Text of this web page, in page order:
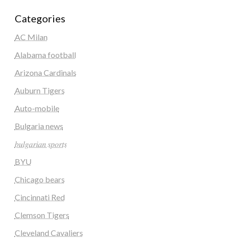
Categories
AC Milan
Alabama football
Arizona Cardinals
Auburn Tigers
Auto-mobile
Bulgaria news
𝑏𝑢𝑙𝑔𝑎𝑟𝑖𝑎𝑛 𝑠𝑝𝑜𝑟𝑡𝑠
BYU
Chicago bears
Cincinnati Red
Clemson Tigers
Cleveland Cavaliers